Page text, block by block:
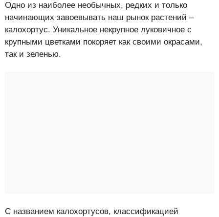
Одно из наиболее необычных, редких и только
начинающих завоевывать наш рынок растений –
калохортус. Уникальное некрупное луковичное с
крупными цветками покоряет как своими окрасами,
так и зеленью.
С названием калохортусов, классификацией